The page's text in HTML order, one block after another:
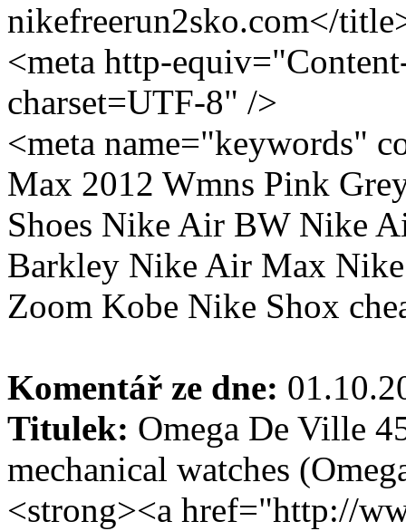
nikefreerun2sko.com</
<meta http-
charset=UTF-8" />
<meta name="keywords"
Max 2012 Wmns Pink
Shoes Nike Air BW Nike
Barkley Nike Air Max
Zoom Kobe Nike Shox
Komentář ze dne:
Titulek: Omega De Ville
mechanical watches
<strong><a href="http://